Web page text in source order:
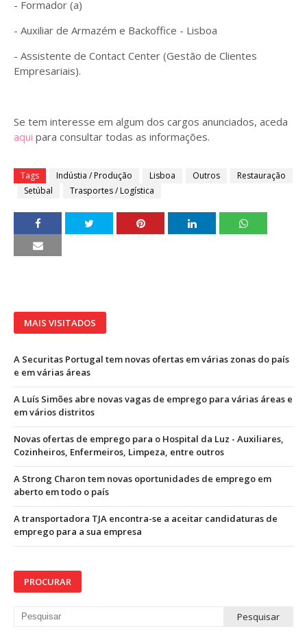
- Formador (a)
- Auxiliar de Armazém e Backoffice - Lisboa
- Assistente de Contact Center (Gestão de Clientes
Empresariais).
Se tem interesse em algum dos cargos anunciados, aceda
aqui para consultar todas as informações.
Tags Indústia / Produção Lisboa Outros
Restauração
Setúbal
Trasportes / Logística
MAIS VISITADOS
A Securitas Portugal tem novas ofertas em várias zonas do país
e em várias áreas
A Luís Simões abre novas vagas de emprego para várias áreas e
em vários distritos
Novas ofertas de emprego para o Hospital da Luz - Auxiliares,
Cozinheiros, Enfermeiros, Limpeza, entre outros
A Strong Charon tem novas oportunidades de emprego em
aberto em todo o país
A transportadora TJA encontra-se a aceitar candidaturas de
emprego para a sua empresa
PROCURAR